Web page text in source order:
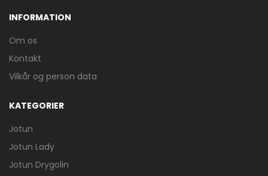
INFORMATION
Om os
Kontakt
Vilkår og person data
KATEGORIER
Jotun
Jotun Lady
Jotun Drygolin